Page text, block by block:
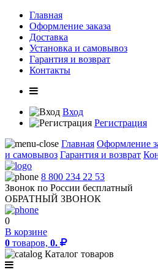
Главная
Оформление заказа
Доставка
Установка и самовывоз
Гарантия и возврат
Контакты
Вход
Регистрация
Главная Оформление
и самовывоз Гарантия и возврат
8 800 234 22 53
Звонок по России бесплатный
ОБРАТНЫЙ ЗВОНОК
0
В корзине
0 товаров, 0.
Каталог товаров